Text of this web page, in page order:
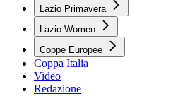
Lazio Primavera
Lazio Women
Coppe Europee
Coppa Italia
Video
Redazione